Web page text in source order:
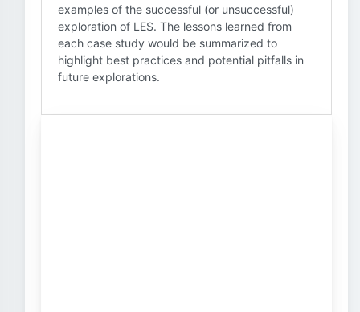
examples of the successful (or unsuccessful)
exploration of LES. The lessons learned from
each case study would be summarized to
highlight best practices and potential pitfalls in
future explorations.